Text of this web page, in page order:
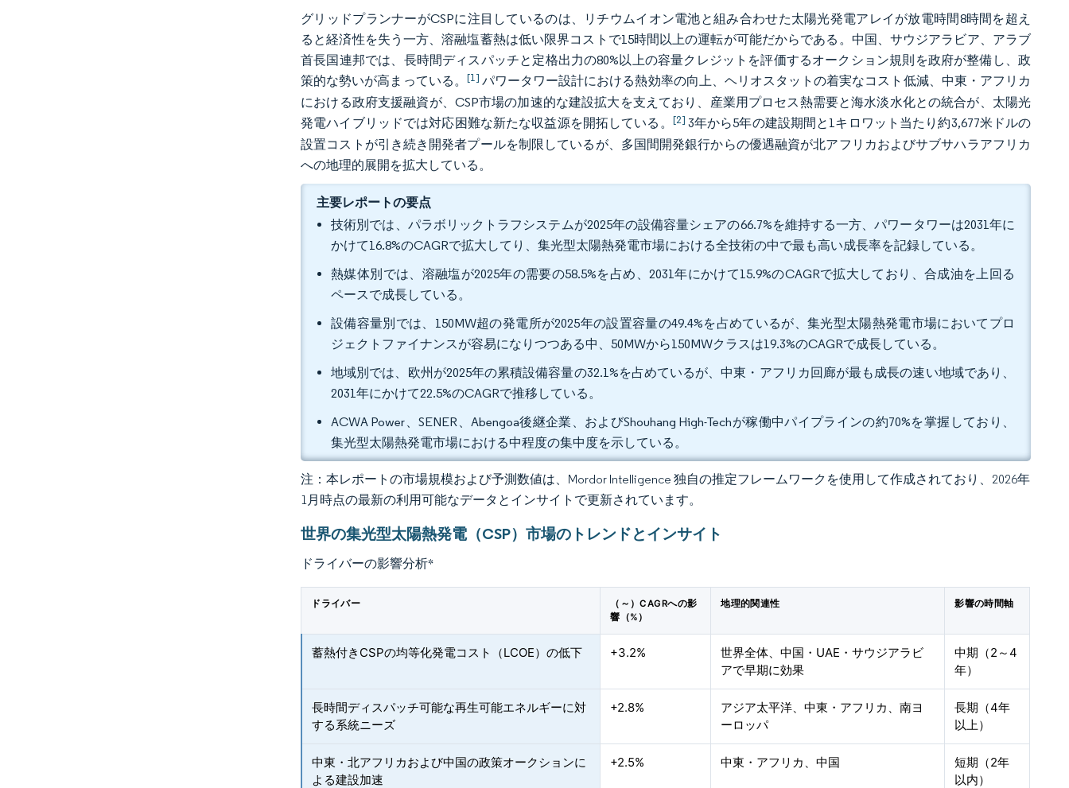
グリッドプランナーがCSPに注目しているのは、リチウムイオン電池と組み合わせた太陽光発電アレイが放電時間8時間を超え
ると経済性を失う一方、溶融塩蓄熱は低い限界コストで15時間以上の運転が可能だからである。中国、サウジアラビア、アラブ
首長国連邦では、長時間ディスパッチと定格出力の80%以上の容量クレジットを評価するオークション規則を政府が整備し、政
策的な勢いが高まっている。 [1] パワータワー設計における熱効率の向上、ヘリオスタットの着実なコスト低減、中東・アフリカ
における政府支援融資が、CSP市場の加速的な建設拡大を支えており、産業用プロセス熱需要と海水淡水化との統合が、太陽光
発電ハイブリッドでは対応困難な新たな収益源を開拓している。 [2] 3年から5年の建設期間と1キロワット当たり約3,677米ドルの
設置コストが引き続き開発者プールを制限しているが、多国間開発銀行からの優遇融資が北アフリカおよびサブサハラアフリカ
への地理的展開を拡大している。
主要レポートの要点
技術別では、パラボリックトラフシステムが2025年の設備容量シェアの66.7%を維持する一方、パワータワーは2031年に
かけて16.8%のCAGRで拡大してり、集光型太陽熱発電市場における全技術の中で最も高い成長率を記録している。
熱媒体別では、溶融塩が2025年の需要の58.5%を占め、2031年にかけて15.9%のCAGRで拡大しており、合成油を上回る
ペースで成長している。
設備容量別では、150MW超の発電所が2025年の設置容量の49.4%を占めているが、集光型太陽熱発電市場においてプロ
ジェクトファイナンスが容易になりつつある中、50MWから150MWクラスは19.3%のCAGRで成長している。
地域別では、欧州が2025年の累積設備容量の32.1%を占めているが、中東・アフリカ回廊が最も成長の速い地域であり、
2031年にかけて22.5%のCAGRで推移している。
ACWA Power、SENER、Abengoa後継企業、およびShouhang High-Techが稼働中パイプラインの約70%を掌握しており、
集光型太陽熱発電市場における中程度の集中度を示している。
注：本レポートの市場規模および予測数値は、Mordor Intelligence 独自の推定フレームワークを使用して作成されており、2026年
1月時点の最新の利用可能なデータとインサイトで更新されています。
世界の集光型太陽熱発電（CSP）市場のトレンドとインサイト
ドライバーの影響分析*
ドライバー
（～）CAGRへの影
響（%）
地理的関連性 影響の時間軸
蓄熱付きCSPの均等化発電コスト（LCOE）の低下 +3.2%
世界全体、中国・UAE・サウジアラビ
アで早期に効果
中期（2～4
年）
長時間ディスパッチ可能な再生可能エネルギーに対
する系統ニーズ
+2.8%
アジア太平洋、中東・アフリカ、南ヨ
ーロッパ
長期（4年
以上）
中東・北アフリカおよび中国の政策オークションに
よる建設加速
+2.5% 中東・アフリカ、中国
短期（2年
以内）